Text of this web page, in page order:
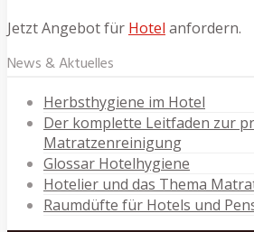
Jetzt Angebot für Hotel anfordern.
News & Aktuelles
Herbsthygiene im Hotel
Der komplette Leitfaden zur
Matratzenreinigung
Glossar Hotelhygiene
Hotelier und das Thema
Raumdüfte für Hotels und